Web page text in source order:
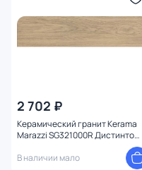
2 702 ₽
Керамический гранит Kerama
Marazzi SG321000R Дистинто
беж светлый обрезной 15x60x9
В наличии мало